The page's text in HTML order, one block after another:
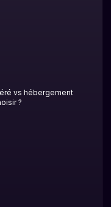
vs hébergement
?